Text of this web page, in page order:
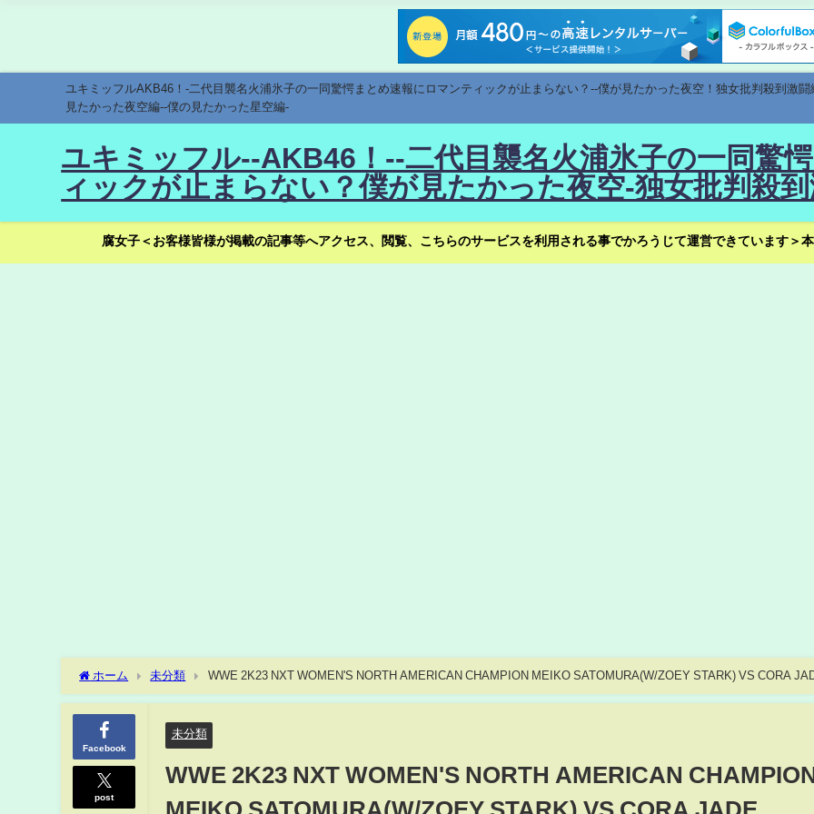
ユキミッフルAKB46！-二代目襲名火浦氷子の一同驚愕まとめ速報にロマンティックが止まらない？--僕が見たかった夜空！独女批判殺到激
見たかった夜空編--僕の見たかった星空編-
ユキミッフル--AKB46！--二代目襲名火浦氷子の一同驚
ィックが止まらない？僕が見たかった夜空-独女批判殺
腐女子＜お客様皆様が掲載の記事等へアクセス、閲覧、こちらのサービスを利用される事でかろうじて運営できています＞
ホーム 未分類 WWE 2K23 NXT WOMEN'S NORTH AMERICAN CHAMPION MEIKO SATOMURA(W/ZOEY STARK) VS CORA
Facebook
post
未分類
WWE 2K23 NXT WOMEN'S NORTH AMERICAN
MEIKO SATOMURA(W/ZOEY STARK) VS CORA JADE